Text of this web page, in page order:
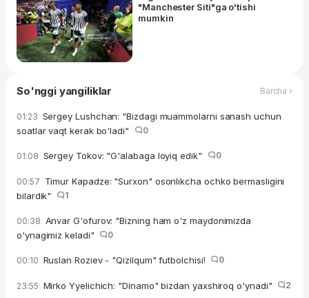
"Manchester Siti"ga o'tishi
mumkin
So'nggi yangiliklar Barcha ›
01:23 Sergey Lushchan: "Bizdagi muammolarni sanash uchun
soatlar vaqt kerak bo'ladi"
0
01:08 Sergey Tokov: "G'alabaga loyiq edik" 0
00:57 Timur Kapadze: "Surxon" osonlikcha ochko bermasligini
bilardik"
1
00:38 Anvar G'ofurov: "Bizning ham o'z maydonimizda
o'ynagimiz keladi"
0
00:10 Ruslan Roziev - "Qizilqum" futbolchisi! 0
23:55 Mirko Yyelichich: "Dinamo" bizdan yaxshiroq o'ynadi" 2